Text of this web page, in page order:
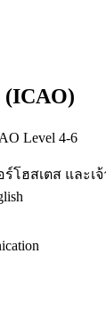
(ICAO)
Level 4-6
โฮสเตส และเ